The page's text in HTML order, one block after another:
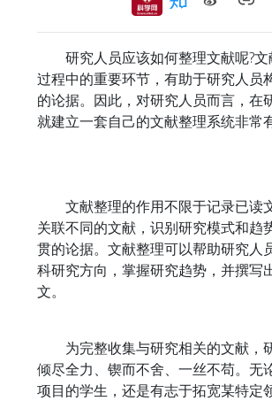
研究人员应该如何整理文献呢?文
过程中的重要环节，有助于研究人员
的论据。因此，对研究人员而言，在
就建立一套自己的文献整理系统非常
文献整理的作用不限于记录已读
关联不同的文献，识别研究模式和趋
贯的论据。文献整理可以帮助研究人
科研究方向，掌握研究趋势，并撰写
文。
为完整收集与研究相关的文献，
倾尽全力、锲而不舍、一丝不苟。无
项目的学生，还是有志于拓宽某特定